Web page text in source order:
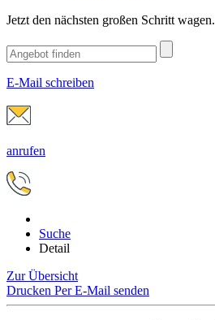
Jetzt den nächsten großen Schritt wagen.
E-Mail schreiben
anrufen
Suche
Detail
Zur Übersicht
Drucken Per E-Mail senden